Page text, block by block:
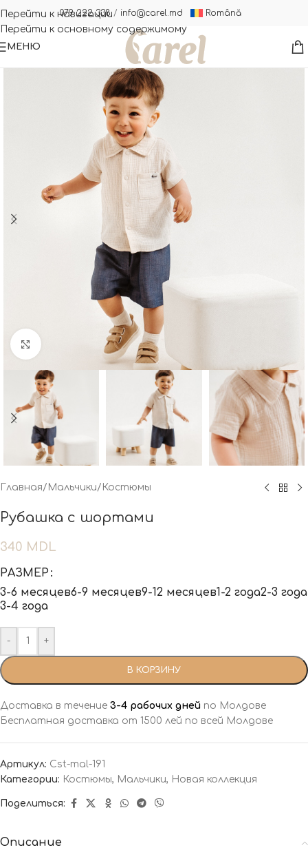
Перейти к навигации
Перейти к основному содержимому
079 222 338/ info@carel.md Română
МЕНЮ
Нажмите, чтобы увеличить
Главная/ Мальчики/ Костюмы
Рубашка с шортами
340 MDL
РАЗМЕР
3-6 месяцев6-9 месяцев9-12 месяцев1-2 года2-3 года
3-4 года
- +
В КОРЗИНУ
Доставка в течение 3-4 рабочих дней по Молдове
Бесплатная доставка от 1500 лей по всей Молдове
Артикул: Cst-mal-191
Категории: Костюмы, Мальчики, Новая коллекция
Поделиться:
Описание